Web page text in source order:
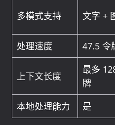
多模式支持 文字 +
处理速度
47.5 令
上下文长度
最多
牌
本地处理能力
是